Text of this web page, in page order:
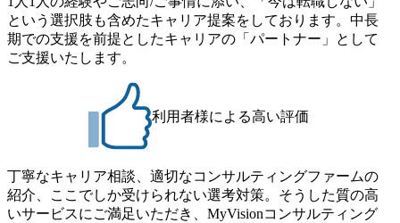
という選択肢も含めたキャリア提案をしております。中長
期での支援を前提としたキャリアの「パートナー」として
ご支援いたします。
利用者様による高い評価
丁寧なキャリア相談、適切なコンサルティングファームの
紹介、ここでしか受けられない選考対策。そうした質の高
いサービスにご満足いただき、MyVisionコンサルティング